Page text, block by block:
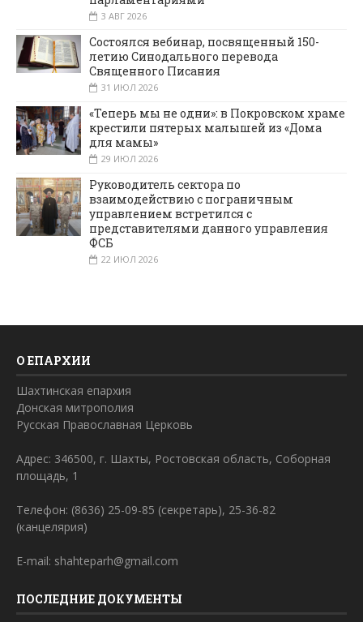
3 АВГ 2026
Состоялся вебинар, посвященный 150-
летию Синодального перевода
Священного Писания
31 ИЮЛ 2026
«Теперь мы не одни»: в Покровском храме
крестили пятерых малышей из «Дома
для мамы»
29 ИЮЛ 2026
Руководитель сектора по
взаимодействию с пограничным
управлением встретился с
представителями данного управления
ФСБ
22 ИЮЛ 2026
О ЕПАРХИИ
Шахтинская епархия
Донская митрополия
Русская Православная Церковь
Адрес: 346500, г. Шахты, Ростовская область, Соборная
площадь, 1
Телефон: (8636) 25-09-85 (секретарь), 25-36-82
(канцелярия)
E-mail: shahteparh@gmail.com
ПОСЛЕДНИЕ ДОКУМЕНТЫ